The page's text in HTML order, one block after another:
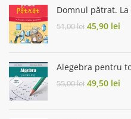
Domnul pătrat.
51,00lei Original
45,90 lei
Alegebra pentru
55,00lei Original
49,50 lei